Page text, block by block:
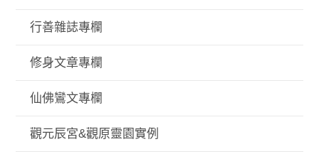
行善雜誌專欄
修身文章專欄
仙佛鸞文專欄
觀元辰宮&觀原靈園實例